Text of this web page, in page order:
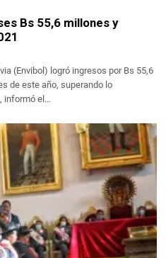
Bs 55,6 millones y
(Envibol) logró ingresos por Bs 55,6
de este año, superando lo
informó el…